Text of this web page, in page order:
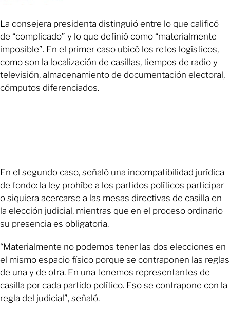
La consejera presidenta distinguió entre lo que calificó
de “complicado” y lo que definió como “materialmente
imposible”. En el primer caso ubicó los retos logísticos,
como son la localización de casillas, tiempos de radio y
televisión, almacenamiento de documentación electoral,
cómputos diferenciados.
En el segundo caso, señaló una incompatibilidad jurídica
de fondo: la ley prohíbe a los partidos políticos participar
o siquiera acercarse a las mesas directivas de casilla en
la elección judicial, mientras que en el proceso ordinario
su presencia es obligatoria.
“Materialmente no podemos tener las dos elecciones en
el mismo espacio físico porque se contraponen las reglas
de una y de otra. En una tenemos representantes de
casilla por cada partido político. Eso se contrapone con la
regla del judicial”, señaló.